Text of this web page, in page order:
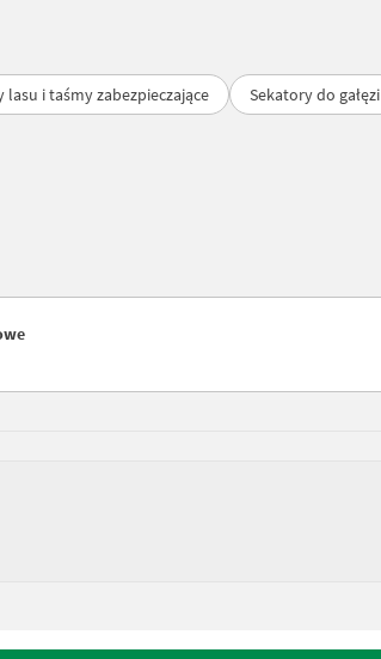
i taśmy zabezpieczające Sekatory do gałęzi